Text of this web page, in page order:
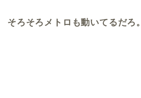
そろそろメトロも動いてるだろ。